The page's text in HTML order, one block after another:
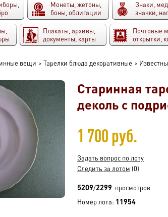
Монеты, жетоны,
боны, облигации
Знаки,
значки,
Плакаты, архивы,
документы, карты
Почтовые
открытки,
вещи > Тарелки блюда декоративные >
Старинная
деколь с
1 700 руб.
Задать вопрос по лоту
Следить за лотом (0)
5209/2299 просмотров
Номер лота: 11954